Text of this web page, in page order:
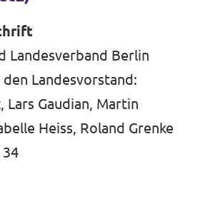
Websites in
Landesverband Berlin
Landesvorstand:
Lars Gaudian, Martin
Heiss, Roland Grenke